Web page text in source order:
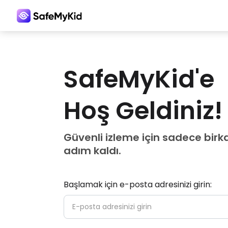
SafeMyKid'e
Hoş Geldiniz!
Güvenli izleme için sadece
adım kaldı.
Başlamak için e-posta adresinizi girin: